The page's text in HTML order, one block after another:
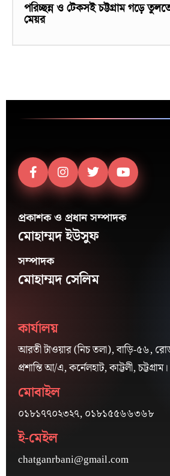
পরিচ্ছন্ন ও টেকসই চট্টগ্রাম গড়ে
মেয়র
প্রকাশক ও প্রধান সম্পাদক
মোহাম্মদ ইউসুফ
সম্পাদক
মোহাম্মদ সেলিম
কার্যালয়
আরতী টাওয়ার (নিচ তলা), বাড়ি-৫৬,
প্রশান্তি আ/এ, কর্নেলহাট, কাট্টলী, চট্টগ্রাম।
মোবাইল
০১৮১৭৭০২৩২৭, ০১৮১৫৫৬৬৩৬৮
ই-মেইল
chatganrbani@gmail.com